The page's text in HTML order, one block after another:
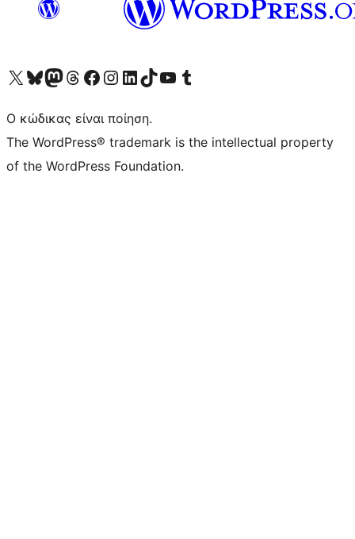
Visit our X (formerly Twitter) account
Visit our Bluesky account
Επισκεφθείτε τον λογαριασμό μας στο Mastodon
Visit our Threads account
Επισκεφτείτε τη σελίδα μας στο Facebook
Επισκεφθείτε τον λογαριασμό μας Instagram
Επισκεφθείτε τον λογαριασμό μας LinkedIn
Visit our TikTok account
Visit our YouTube channel
Visit our Tumblr account
Ο κώδικας είναι ποίηση.
The WordPress® trademark is the intellectual property
of the WordPress Foundation.